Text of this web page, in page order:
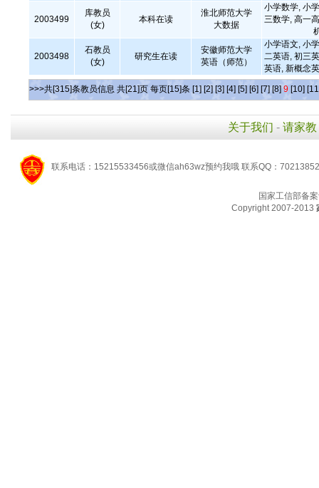
2003499
库教员
(女)
本科在读
淮北师范大学
大数据
小学数学, 小
三数学, 高一
2003498
石教员
(女)
研究生在读
安徽师范大学
英语（师范）
小学语文, 小
二英语, 初三
英语, 新概念
>>>共[315]条教员信息 共[21]页 每页[15]条 [1] [2] [3] [4] [5] [6] [7] [8] 9 [10]
关于我们 - 请家教
联系电话：15215533456或微信ah63wz预约我哦 联系QQ：
国家工信部备
Copyright 2007-2013